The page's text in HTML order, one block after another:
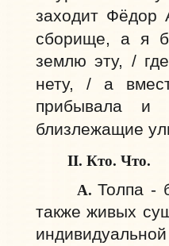
заходит Фёдор
сборище, а я
землю эту, /
нету, / а
прибывала и
близлежащие
II. Кто. Что.
А.Толпа -
также живых